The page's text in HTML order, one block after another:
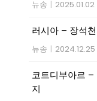
뉴송 | 2025.01.02
러시아 – 장석
뉴송 | 2024.12.25
코트디부아르 –
지